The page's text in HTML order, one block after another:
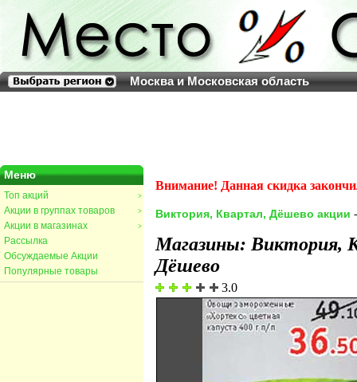
Москва и Московская область
Меню
>
Топ акций
>
Акции в группах товаров
>
Акции в магазинах
Рассылка
Обсуждаемые Акции
Популярные товары
Внимание! Данная скидка
Виктория, Квартал, Дёшево акции
Магазины: Виктория,
Дёшево
3.0